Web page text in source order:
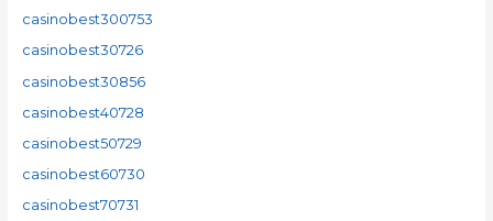
casinobest300753
casinobest30726
casinobest30856
casinobest40728
casinobest50729
casinobest60730
casinobest70731